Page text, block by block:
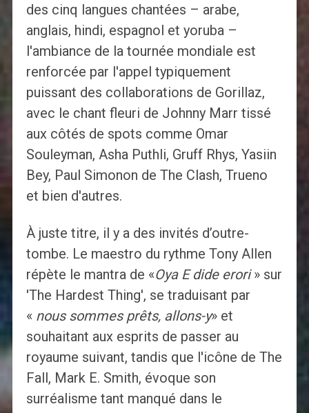
des cinq langues chantées – arabe,
anglais, hindi, espagnol et yoruba –
l'ambiance de la tournée mondiale est
renforcée par l'appel typiquement
puissant des collaborations de Gorillaz,
avec le chant fleuri de Johnny Marr tissé
aux côtés de spots comme Omar
Souleyman, Asha Puthli, Gruff Rhys, Yasiin
Bey, Paul Simonon de The Clash, Trueno
et bien d'autres.
À juste titre, il y a des invités d’outre-
tombe. Le maestro du rythme Tony Allen
répète le mantra de «Oya E dide erori» sur
'The Hardest Thing', se traduisant par
« nous sommes prêts, allons-y» et
souhaitant aux esprits de passer au
royaume suivant, tandis que l'icône de The
Fall, Mark E. Smith, évoque son
surréalisme tant manqué dans le